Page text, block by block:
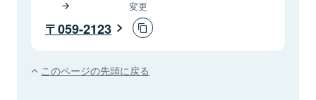
変更
059-2123
このページの先頭に戻る